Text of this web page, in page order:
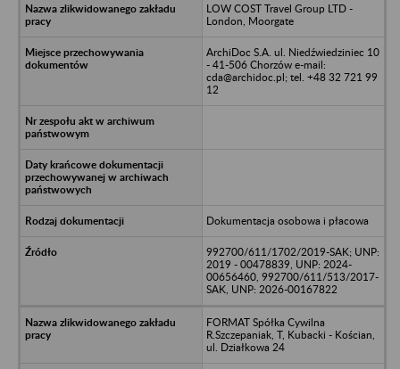
LOW COST Travel Group LTD -
London, Moorgate
ArchiDoc S.A. ul. Niedźwiedziniec 10
- 41-506 Chorzów e-mail:
cda@archidoc.pl; tel. +48 32 721 99
12
Dokumentacja osobowa i płacowa
992700/611/1702/2019-SAK; UNP:
2019 - 00478839, UNP: 2024-
00656460, 992700/611/513/2017-
SAK, UNP: 2026-00167822
FORMAT Spółka Cywilna
R.Szczepaniak, T, Kubacki - Kościan,
ul. Działkowa 24